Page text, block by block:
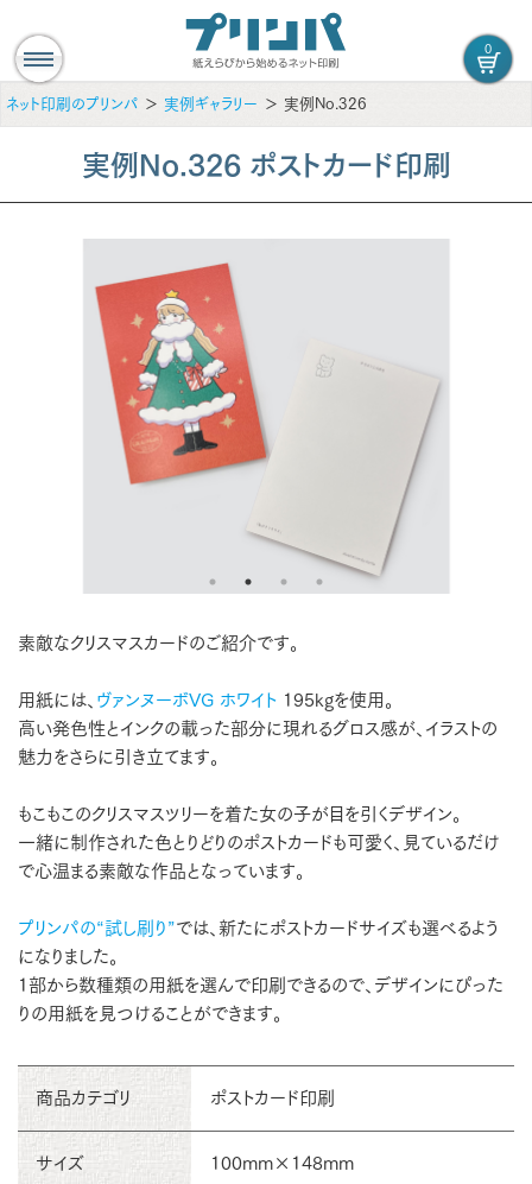
0
ネット印刷のプリンパ 実例ギャラリー 実例No.326
実例No.326 ポストカード印刷
素敵なクリスマスカードのご紹介です。
用紙には、 ヴァンヌーボVG ホワイト 195kgを使用。
高い発色性とインクの載った部分に現れるグロス感が、イラストの
魅力をさらに引き立てます。
もこもこのクリスマスツリーを着た女の子が目を引くデザイン。
一緒に制作された色とりどりのポストカードも可愛く、見ているだけ
で心温まる素敵な作品となっています。
プリンパの“試し刷り”では、新たにポストカードサイズも選べるよう
になりました。
1部から数種類の用紙を選んで印刷できるので、デザインにぴった
りの用紙を見つけることができます。
商品カテゴリ ポストカード印刷
サイズ 100mm×148mm